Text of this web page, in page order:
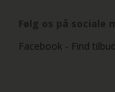
Følg os på sociale
Facebook - Find